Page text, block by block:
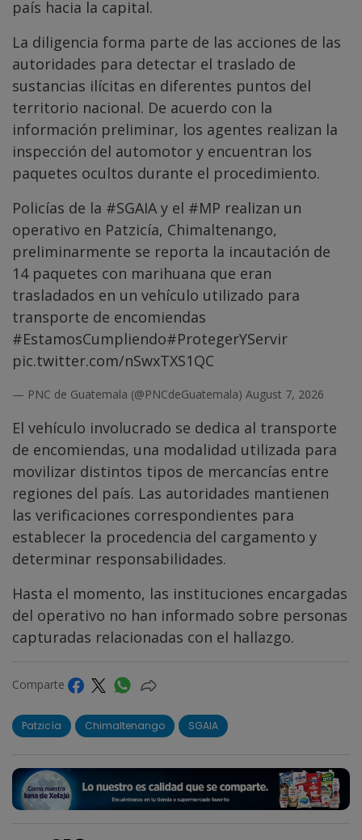
país hacia la capital.
La diligencia forma parte de las acciones de las
autoridades para detectar el traslado de
sustancias ilícitas en diferentes puntos del
territorio nacional. De acuerdo con la
información preliminar, los agentes realizan la
inspección del automotor y encuentran los
paquetes ocultos durante el procedimiento.
Policías de la #SGAIA y el #MP realizan un
operativo en Patzicía, Chimaltenango,
preliminarmente se reporta la incautación de
14 paquetes con marihuana que eran
trasladados en un vehículo utilizado para
transporte de encomiendas
#EstamosCumpliendo#ProtegerYServir
pic.twitter.com/nSwxTXS1QC
— PNC de Guatemala (@PNCdeGuatemala) August 7, 2026
El vehículo involucrado se dedica al transporte
de encomiendas, una modalidad utilizada para
movilizar distintos tipos de mercancías entre
regiones del país. Las autoridades mantienen
las verificaciones correspondientes para
establecer la procedencia del cargamento y
determinar responsabilidades.
Hasta el momento, las instituciones encargadas
del operativo no han informado sobre personas
capturadas relacionadas con el hallazgo.
Comparte
Patzicía Chimaltenango SGAIA